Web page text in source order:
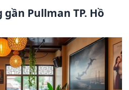
Pullman TP. Hồ